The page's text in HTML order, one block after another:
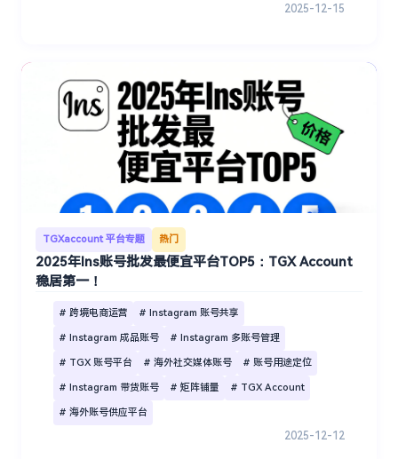
2025-12-15
TGXaccount 平台专题 热门
2025年Ins账号批发最便宜平台TOP5：TGX Account
稳居第一！
# 跨境电商运营 # Instagram 账号共享
# Instagram 成品账号 # Instagram 多账号管理
# TGX 账号平台 # 海外社交媒体账号 # 账号用途定位
# Instagram 带货账号 # 矩阵铺量 # TGX Account
# 海外账号供应平台
2025-12-12